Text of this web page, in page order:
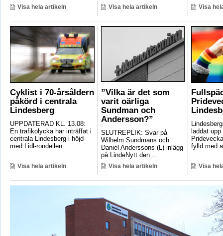
Visa hela artikeln Visa hela artikeln Visa
Cyklist i 70-årsåldern
påkörd i centrala
Lindesberg
UPPDATERAD KL. 13.08:
En trafikolycka har inträffat i
centrala Lindesberg i höjd
med Lidl-rondellen. ...
Visa hela artikeln
”Vilka är det som
varit oärliga
Sundman och
Andersson?”
SLUTREPLIK: Svar på
Wilhelm Sundmans och
Daniel Anderssons (L) inlägg
på LindeNytt den ...
Visa hela artikeln
laddat
fylld med
Visa